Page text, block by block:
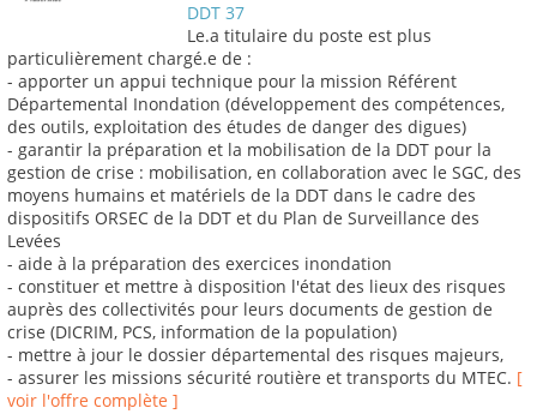
DDT 37
Le.a titulaire du poste est plus
particulièrement chargé.e de :
- apporter un appui technique pour la mission Référent
Départemental Inondation (développement des compétences,
des outils, exploitation des études de danger des digues)
- garantir la préparation et la mobilisation de la DDT pour la
gestion de crise : mobilisation, en collaboration avec le SGC, des
moyens humains et matériels de la DDT dans le cadre des
dispositifs ORSEC de la DDT et du Plan de Surveillance des
Levées
- aide à la préparation des exercices inondation
- constituer et mettre à disposition l'état des lieux des risques
auprès des collectivités pour leurs documents de gestion de
crise (DICRIM, PCS, information de la population)
- mettre à jour le dossier départemental des risques majeurs,
- assurer les missions sécurité routière et transports du MTEC. [
voir l'offre complète ]